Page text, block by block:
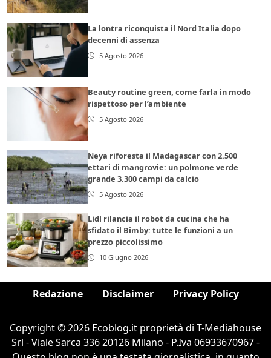
La lontra riconquista il Nord Italia dopo
decenni di assenza
5 Agosto 2026
Beauty routine green, come farla in modo
rispettoso per l’ambiente
5 Agosto 2026
Neya riforesta il Madagascar con 2.500
ettari di mangrovie: un polmone verde
grande 3.300 campi da calcio
5 Agosto 2026
Lidl rilancia il robot da cucina che ha
sfidato il Bimby: tutte le funzioni a un
prezzo piccolissimo
10 Giugno 2026
Redazione Disclaimer Privacy Policy
Copyright © 2026 Ecoblog.it proprietà di T-Mediahouse
Srl - Viale Sarca 336 20126 Milano - P.Iva 06933670967 -